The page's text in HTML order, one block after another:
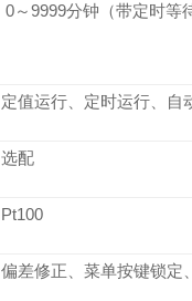
0～9999分钟（带定时等
定值运行、定时运行、自
选配
Pt100
偏差修正、菜单按键锁定